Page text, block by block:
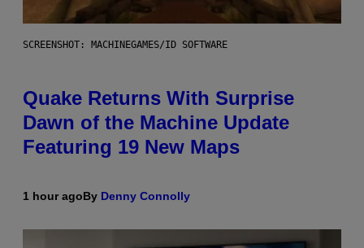
SCREENSHOT: MACHINEGAMES/ID SOFTWARE
Quake Returns With Surprise
Dawn of the Machine Update
Featuring 19 New Maps
1 hour agoBy Denny Connolly